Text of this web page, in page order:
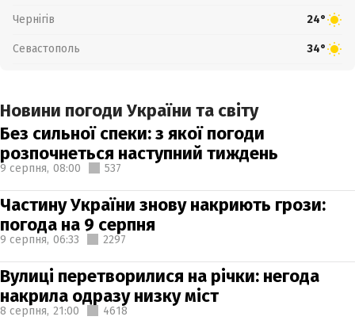
Чернігів 24°
Севастополь 34°
Новини погоди України та світу
Без сильної спеки: з якої погоди
розпочнеться наступний тиждень
9 серпня, 08:00 537
Частину України знову накриють грози:
погода на 9 серпня
9 серпня, 06:33 2297
Вулиці перетворилися на річки: негода
накрила одразу низку міст
8 серпня, 21:00 4618